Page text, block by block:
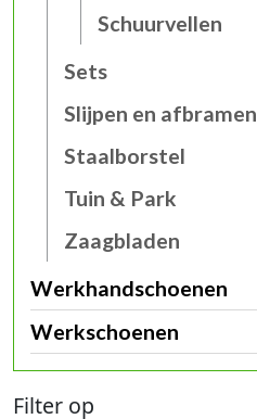
Schuurvellen
Sets
Slijpen en afbramen
Staalborstel
Tuin & Park
Zaagbladen
Werkhandschoenen
Werkschoenen
Filter op